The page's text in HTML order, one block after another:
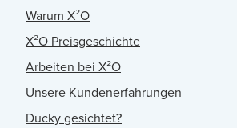
Warum X²O
X²O Preisgeschichte
Arbeiten bei X²O
Unsere Kundenerfahrungen
Ducky gesichtet?